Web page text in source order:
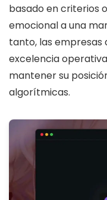
basado en criterios
emocional a una
tanto, las
excelencia
mantener su
algorítmicas.